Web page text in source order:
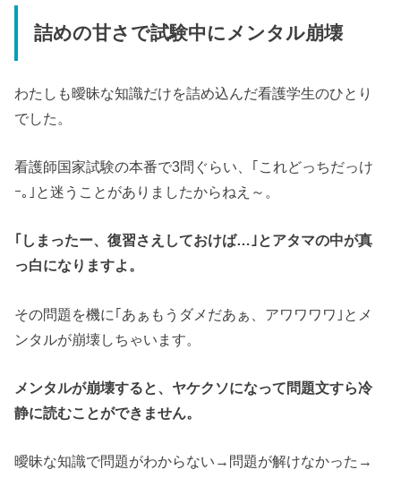
詰めの甘さで試験中にメンタル崩壊
わたしも曖昧な知識だけを詰め込んだ看護学生のひとり
でした。
看護師国家試験の本番で3問ぐらい、｢これどっちだっけ
ｰ｡｣と迷うことがありましたからねえ～。
｢しまったー、復習さえしておけば…｣とアタマの中が真
っ白になりますよ。
その問題を機に｢あぁもうダメだあぁ、アワワワワ｣とメ
ンタルが崩壊しちゃいます。
メンタルが崩壊すると、ヤケクソになって問題文すら冷
静に読むことができません。
曖昧な知識で問題がわからない→問題が解けなかった→